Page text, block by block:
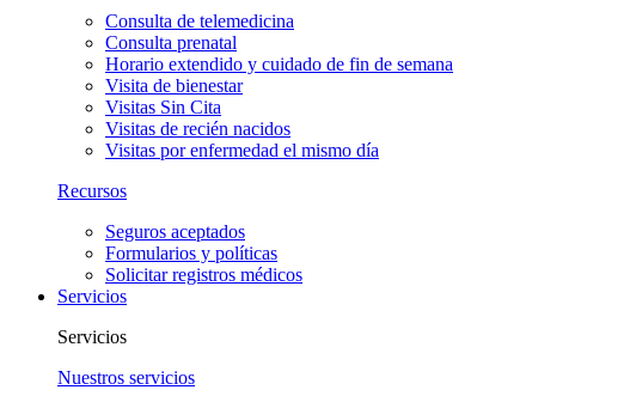
Consulta de telemedicina
Consulta prenatal
Horario extendido y cuidado de fin de semana
Visita de bienestar
Visitas Sin Cita
Visitas de recién nacidos
Visitas por enfermedad el mismo día
Recursos
Seguros aceptados
Formularios y políticas
Solicitar registros médicos
Servicios
Servicios
Nuestros servicios